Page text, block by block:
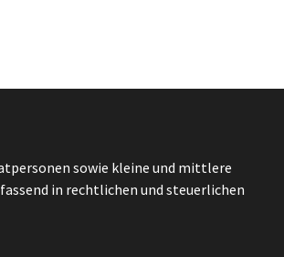
sowie kleine und mittlere
in rechtlichen und steuerlichen